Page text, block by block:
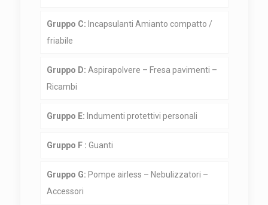
Gruppo C: Incapsulanti Amianto compatto /
friabile
Gruppo D: Aspirapolvere – Fresa pavimenti –
Ricambi
Gruppo E: Indumenti protettivi personali
Gruppo F : Guanti
Gruppo G: Pompe airless – Nebulizzatori –
Accessori